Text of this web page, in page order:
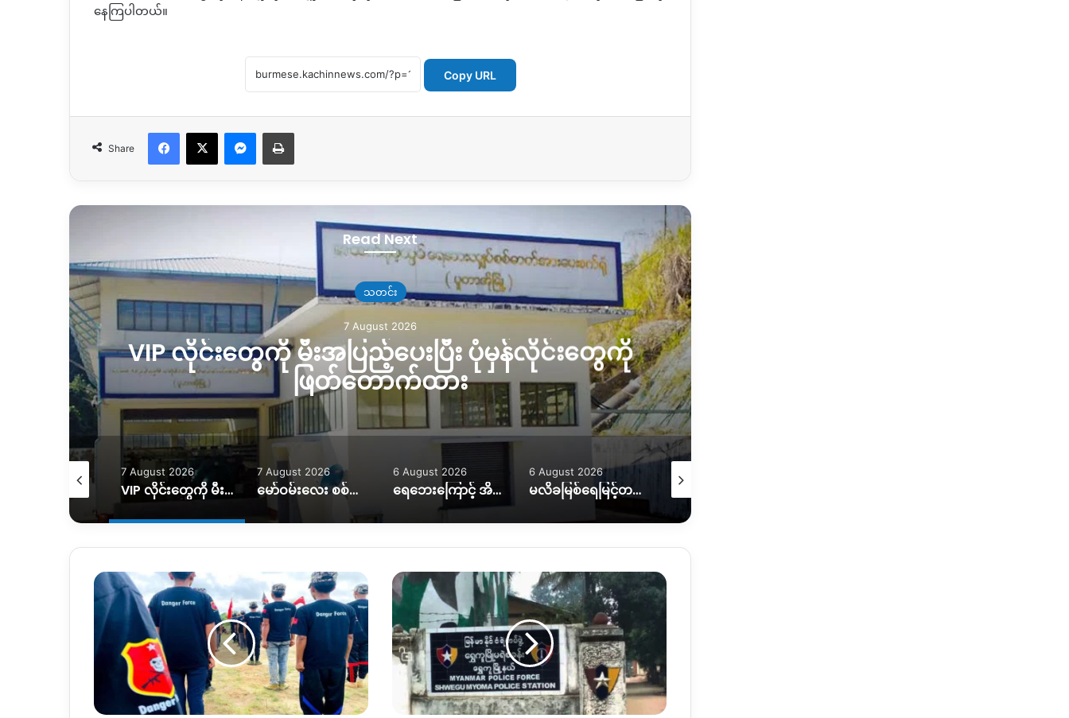
နေကြပါတယ်။
Copy URL
Share
Facebook
X Messenger
Print
Read Next
သတင်း
7 August 2026
VIP လိုင်းတွေကို မီးအပြည့်ပေးပြီး ပုံမှန်လိုင်းတွေကို
ဖြတ်တောက်ထား
7 August 2026
VIP လိုင်းတွေကို မီးအပြည့်ပေးပြီး ပုံမှန်လိုင်းတွေကို ဖြတ်တောက်ထား
7 August 2026
မော်ဝမ်းလေး စစ်ရှောင်တွေ ပြန်လည်ထူထောင်ရေးအတွက် အကူညီလိုအပ်နေ
6 August 2026
ရေဘေးကြောင့် အိမ်ထောင်စု ၇ စု အိမ်ခြေမဲ့၊ KIO ကူညီပေးဖို့စီစဉ်နေ
6 August 2026
မလိခမြစ်ရေမြင့်တက်မှုကြောင့် နောင်ခိုင်ရွာတဝက်ခန့်ရေနစ်မြှပ်
အရာ
တော်
တိုက်ပွဲ
ပြင်းထန်
နေ
ဖက်
ရွှေ
ကူ
ရဲစခန်း
ဒ
ရုန်း
နဲ့
တိုက်ခိုက်